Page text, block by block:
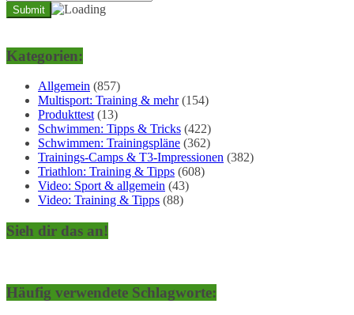
Kategorien:
Allgemein (857)
Multisport: Training & mehr(154)
Produkttest(13)
Schwimmen: Tipps & Tricks (422)
Schwimmen: Trainingspläne (362)
Trainings-Camps & T3-Impressionen (382)
Triathlon: Training & Tipps (608)
Video: Sport & allgemein (43)
Video: Training & Tipps (88)
Sieh dir das an!
Häufig verwendete Schlagworte: